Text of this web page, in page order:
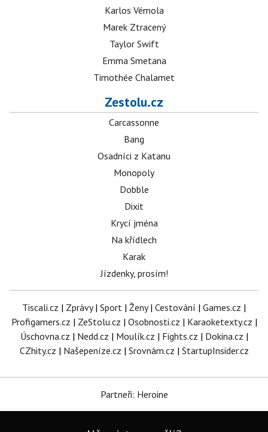
Karlos Vémola
Marek Ztracený
Taylor Swift
Emma Smetana
Timothée Chalamet
Zestolu.cz
Carcassonne
Bang
Osadníci z Katanu
Monopoly
Dobble
Dixit
Krycí jména
Na křídlech
Karak
Jízdenky, prosím!
Tiscali.cz | Zprávy| Sport | Ženy| Cestování | Games.cz |
Profigamers.cz | ZeStolu.cz | Osobnosti.cz | Karaoketexty.cz |
Úschovna.cz | Nedd.cz | Moulík.cz | Fights.cz | Dokina.cz |
CZhity.cz | Našepeníze.cz | Srovnám.cz | StartupInsider.cz
Partneři: Heroine